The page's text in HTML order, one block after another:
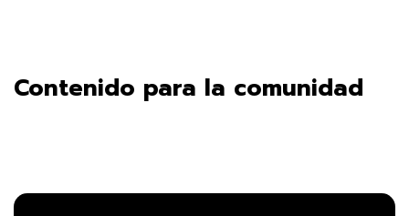
Contenido para la comunidad